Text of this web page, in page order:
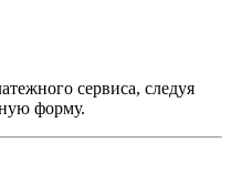
сервиса, следуя
форму.